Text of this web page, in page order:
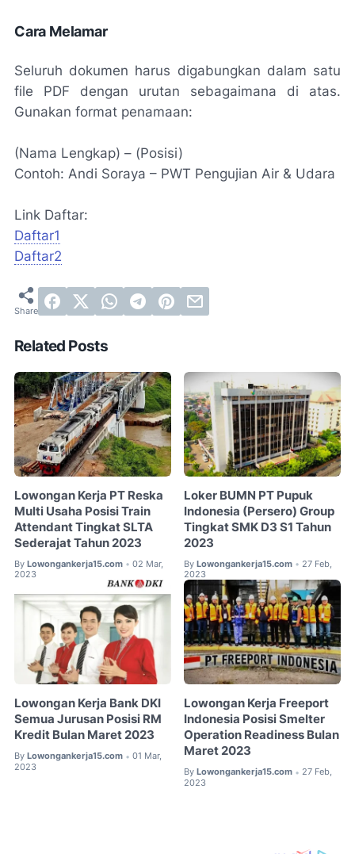
Cara Melamar
Seluruh dokumen harus digabungkan dalam satu
file PDF dengan urutan sebagaimana di atas.
Gunakan format penamaan:
(Nama Lengkap) – (Posisi)
Contoh: Andi Soraya – PWT Pengujian Air & Udara
Link Daftar:
Daftar1
Daftar2
Related Posts
Lowongan Kerja PT Reska
Multi Usaha Posisi Train
Attendant Tingkat SLTA
Sederajat Tahun 2023
By Lowongankerja15.com • 02 Mar,
2023
Loker BUMN PT Pupuk
Indonesia (Persero) Group
Tingkat SMK D3 S1 Tahun
2023
By Lowongankerja15.com • 27 Feb,
2023
Lowongan Kerja Bank DKI
Semua Jurusan Posisi RM
Kredit Bulan Maret 2023
By Lowongankerja15.com • 01 Mar,
2023
Lowongan Kerja Freeport
Indonesia Posisi Smelter
Operation Readiness Bulan
Maret 2023
By Lowongankerja15.com • 27 Feb,
2023